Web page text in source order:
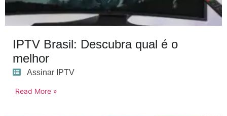
IPTV Brasil: Descubra qual é o
melhor
Assinar IPTV
Read More »